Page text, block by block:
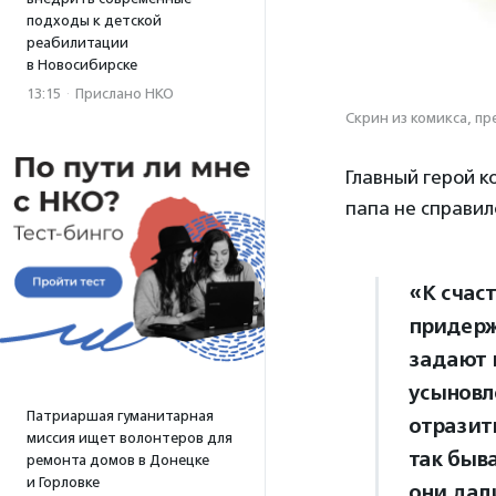
подходы к детской
реабилитации
в Новосибирске
13:15 · Прислано НКО
Патриаршая гуманитарная
миссия ищет волонтеров для
ремонта домов в Донецке
и Горловке
Скрин из комикса,
Главный герой
папа не
«К
задают
так